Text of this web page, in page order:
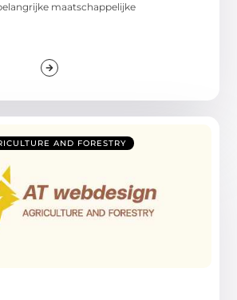
maatschappelijke
AND FORESTRY